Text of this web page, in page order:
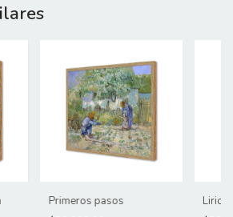
Primeros pasos
Lirios